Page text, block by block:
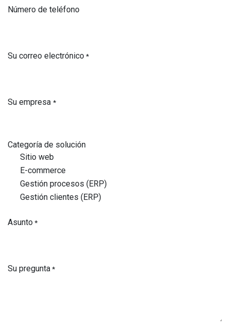
Número de teléfono
Su correo electrónico*
Su empresa *
Categoría de solución
Sitio web
E-commerce
Gestión procesos (ERP)
Gestión clientes (ERP)
Asunto*
Su pregunta*